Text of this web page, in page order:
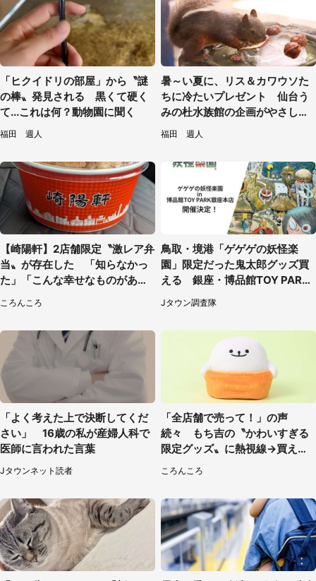
「ヒクイドリの部屋」から〝謎
の棒〟発見される 黒くて硬く
て...これは何？動物園に聞く
福田 週人
暑～い夏に、リス＆カワウソた
ちに冷たいプレゼント 仙台う
みの杜水族館の企画がやさしい
【7／31～8／23】
福田 週人
【崎陽軒】2店舗限定〝激レア弁
当〟が存在した 「知らなかっ
た」「こんな幸せなものがあっ
ころんころ
鳥取・境港「ゲゲゲの妖怪楽
園」限定だった鬼太郎グッズ買
える 銀座・博品館TOY PARK
へ急げ【8／8～31】
Jタウン調査隊
「よく考えた上で決断してくだ
さい」 16歳の私が産婦人科で
医師に言われた言葉
Jタウンネット読者
「全店舗で売って！」の声
続々 もち吉の〝かわいすぎる
限定グッズ〟に熱視線→買える
のは地元だけ？本社に聞く
ころんころ